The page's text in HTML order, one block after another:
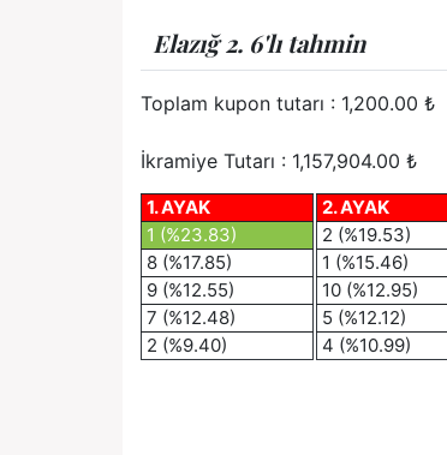
Elazığ 2. 6'lı tahmin
Toplam kupon tutarı : 1,200.00 ₺
İkramiye Tutarı : 1,157,904.00 ₺
1. AYAK
1 (%23.83)
8 (%17.85)
9 (%12.55)
7 (%12.48)
2 (%9.40)
2. AYAK
2 (%19.53)
1 (%15.46)
10 (%12.95)
5 (%12.12)
4 (%10.99)